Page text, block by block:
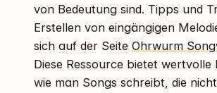
von Bedeutung sind. Tipps und
Erstellen von eingängigen
sich auf der Seite Ohrwurm
Diese Ressource bietet wertvolle
wie man Songs schreibt, die